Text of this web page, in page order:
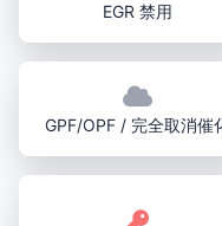
EGR 禁用
GPF/OPF / 完全取消催